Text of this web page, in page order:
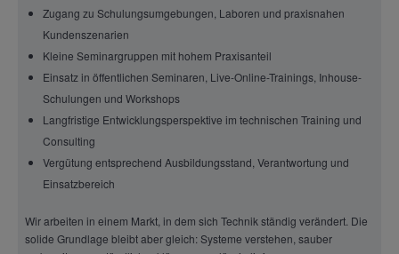
Zugang zu Schulungsumgebungen, Laboren und praxisnahen
Kundenszenarien
Kleine Seminargruppen mit hohem Praxisanteil
Einsatz in öffentlichen Seminaren, Live-Online-Trainings, Inhouse-
Schulungen und Workshops
Langfristige Entwicklungsperspektive im technischen Training und
Consulting
Vergütung entsprechend Ausbildungsstand, Verantwortung und
Einsatzbereich
Wir arbeiten in einem Markt, in dem sich Technik ständig verändert. Die
solide Grundlage bleibt aber gleich: Systeme verstehen, sauber